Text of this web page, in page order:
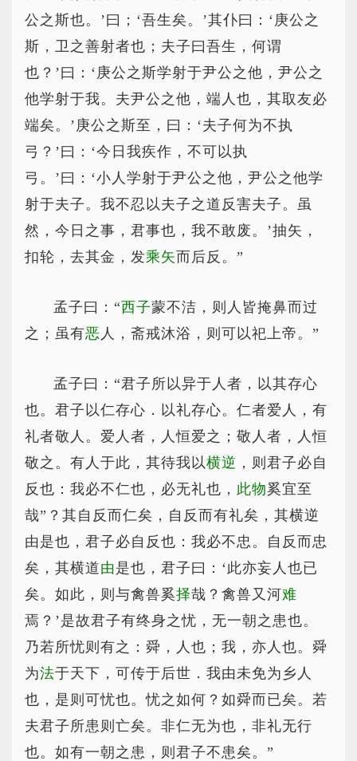
公之斯也。’曰；‘吾生矣。’其仆曰：‘庚公之
斯，卫之善射者也；夫子曰吾生，何谓
也？’曰：‘庚公之斯学射于尹公之他，尹公之
他学射于我。夫尹公之他，端人也，其取友必
端矣。’庚公之斯至，曰：‘夫子何为不执
弓？’曰：‘今日我疾作，不可以执
弓。’曰：‘小人学射于尹公之他，尹公之他学
射于夫子。我不忍以夫子之道反害夫子。虽
然，今日之事，君事也，我不敢废。’抽矢，
扣轮，去其金，发乘矢而后反。”
孟子曰：“西子蒙不洁，则人皆掩鼻而过
之；虽有恶 人，斋戒沐浴，则可以祀上帝。”
孟子曰：“君子所以异于人者，以其存心
也。君子以仁存心．以礼存心。仁者爱人，有
礼者敬人。爱人者，人恒爱之；敬人者，人恒
敬之。有人于此，其待我以横逆 ，则君子必自
反也：我必不仁也，必无礼也， 此物奚宜至
哉”？其自反而仁矣，自反而有礼矣，其横逆
由是也，君子必自反也：我必不忠。自反而忠
矣，其横道由是也，君子曰：‘此亦妄人也已
矣。如此，则与禽兽奚择哉？禽兽又河难
焉？’是故君子有终身之忧，无一朝之患也。
乃若所忧则有之：舜，人也；我，亦人也。舜
为法于天下，可传于后世．我由未免为乡人
也，是则可忧也。忧之如何？如舜而已矣。若
夫君子所患则亡矣。非仁无为也，非礼无行
也。如有一朝之患，则君子不患矣。”